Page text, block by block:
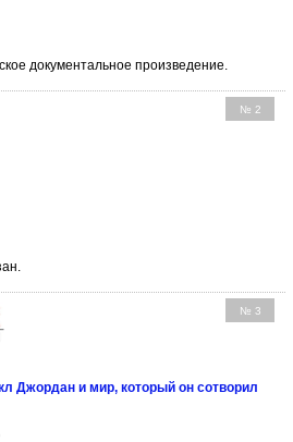
документальное произведение.
№ 2
№ 3
Джордан и мир, который он сотворил